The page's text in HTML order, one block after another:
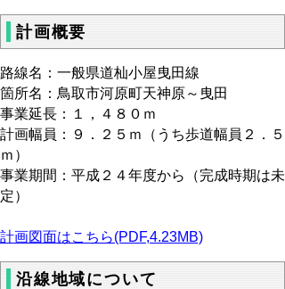
計画概要
路線名：一般県道杣小屋曳田線
箇所名：鳥取市河原町天神原～曳田
事業延長：１，４８０ｍ
計画幅員：９．２５ｍ（うち歩道幅員２．５
ｍ）
事業期間：平成２４年度から（完成時期は未
定）
計画図面はこちら(PDF,4.23MB)
沿線地域について